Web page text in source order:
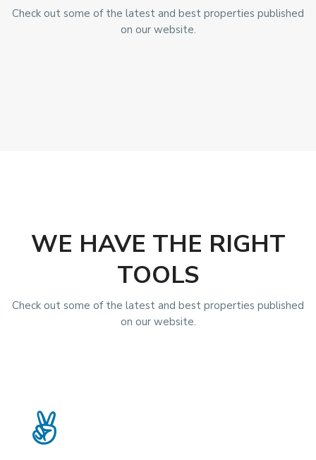
Check out some of the latest and best properties published
on our website.
WE HAVE THE RIGHT
TOOLS
Check out some of the latest and best properties published
on our website.